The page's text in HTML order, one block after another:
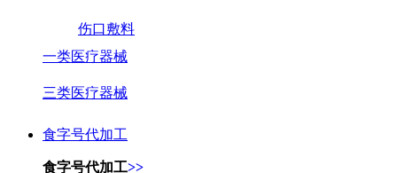
伤口敷料
一类医疗器械
三类医疗器械
食字号代加工
食字号代加工>>